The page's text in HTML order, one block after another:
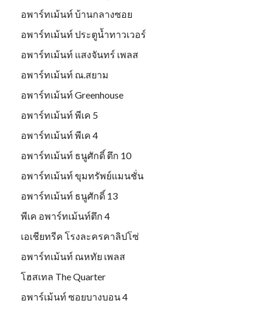
อพาร์ทเม้นท์ บ้านกลางซอย
อพาร์ทเม้นท์ ประตูน้ำทาวเวอร์
อพาร์ทเม้นท์ แสงจันทร์ เพลส
อพาร์ทเม้นท์ ณ.สยาม
อพาร์ทเม้นท์ Greenhouse
อพาร์ทเม้นท์ พีเค 5
อพาร์ทเม้นท์ พีเค 4
อพาร์ทเม้นท์ ธนูศักดิ์ ตึก 10
อพาร์ทเม้นท์ ขุมทรัพย์แมนชั่น
อพาร์ทเม้นท์ ธนูศักดิ์ 13
พีเค อพาร์ทเม้นท์ตึก 4
เอเชียทรีค โรงละครคาลิปโซ่
อพาร์ทเม้นท์ ณหทัย เพลส
โฮสเทล The Quarter
อพาร์เม้นท์ ซอยบางบอน 4